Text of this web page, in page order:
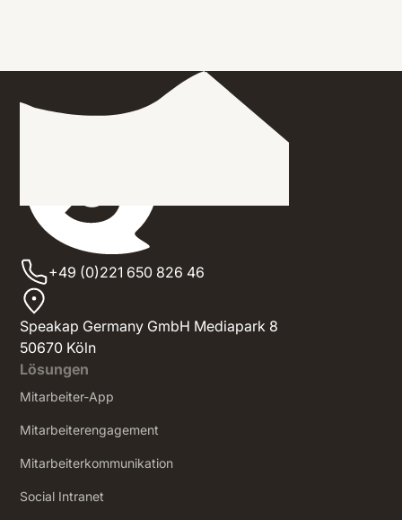
+49 (0)221 650 826 46
Speakap Germany GmbH Mediapark 8
50670 Köln
Lösungen
Mitarbeiter-App
Mitarbeiterengagement
Mitarbeiterkommunikation
Social Intranet